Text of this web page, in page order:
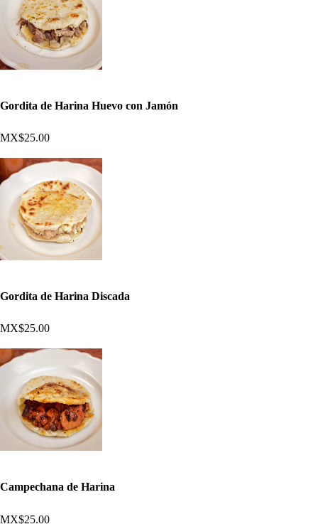
Gordita de Harina Huevo con Jamón
MX$25.00
Gordita de Harina Discada
MX$25.00
Campechana de Harina
MX$25.00